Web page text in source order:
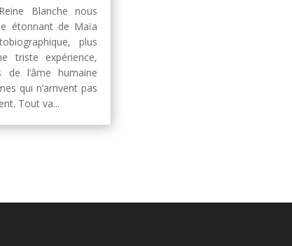
Blanche nous
étonnant de Maïa
plus
triste expérience,
l’âme humaine
qui n’arrivent pas
Tout va...